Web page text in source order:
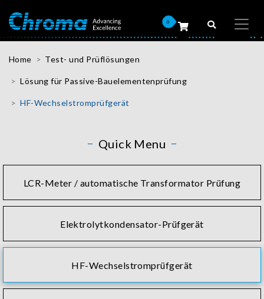
0
Home Test- und Prüflösungen
Lösung für Passive-Bauelementenprüfung
HF-Wechselstromprüfgerät
Quick Menu
LCR-Meter / automatische Transformator Prüfung
Elektrolytkondensator-Prüfgerät
HF-Wechselstromprüfgerät